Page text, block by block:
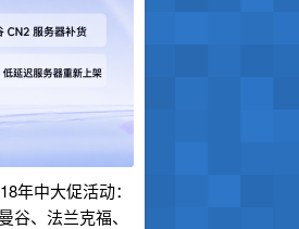
年中大促活动：
谷、法兰克福、